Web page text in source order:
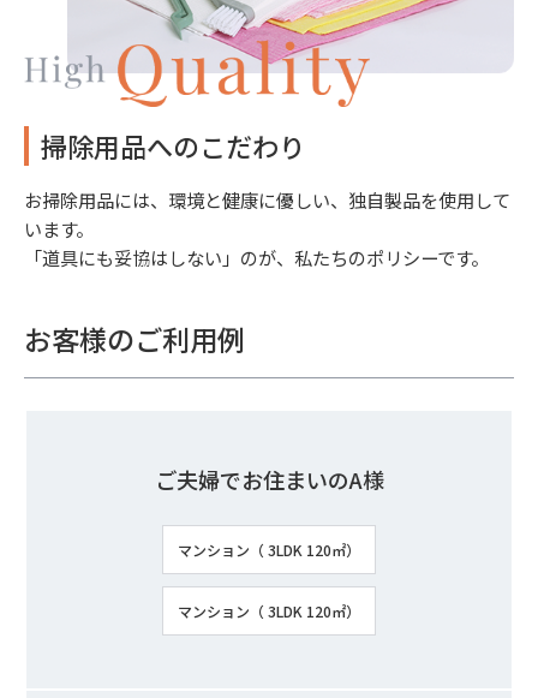
掃除用品へのこだわり
お掃除用品には、環境と健康に優しい、独自製品を使用して
います。
「道具にも妥協はしない」のが、私たちのポリシーです。
お客様のご利用例
ご夫婦でお住まいのA様
マンション（ 3LDK 120㎡）
マンション（ 3LDK 120㎡）